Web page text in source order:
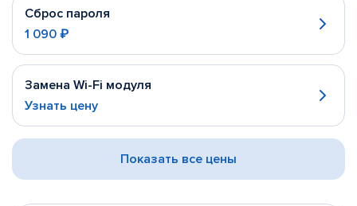
Сброс пароля
1 090 ₽
Замена Wi-Fi модуля
Узнать цену
Показать все цены